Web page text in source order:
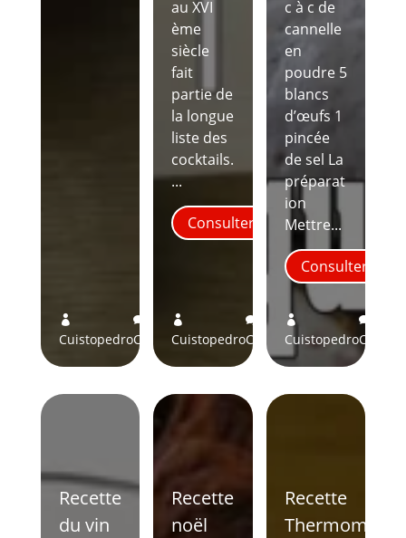

Cuistopedro

Comments
au XVI
ème
siècle
fait
partie de
la longue
liste des
cocktails.
...
Consulter

Cuistopedro

9
Comments
c à c de
cannelle
en
poudre 5
blancs
d’œufs 1
pincée
de sel La
préparat
ion
Mettre...
Consulter

Cuistopedro

Recette
du vin
Recette
noël
Recette
Thermomix